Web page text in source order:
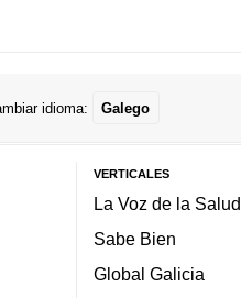
idioma: Galego
VERTICALES
La Voz de la Salud
Sabe Bien
Global Galicia